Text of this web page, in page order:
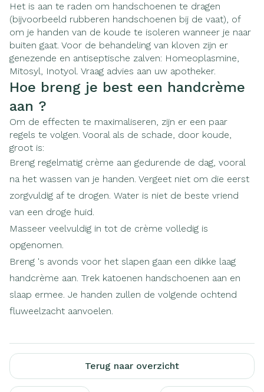
Het is aan te raden om handschoenen te dragen
(bijvoorbeeld rubberen handschoenen bij de vaat), of
om je handen van de koude te isoleren wanneer je naar
buiten gaat. Voor de behandeling van kloven zijn er
genezende en antiseptische zalven: Homeoplasmine,
Mitosyl, Inotyol. Vraag advies aan uw apotheker.
Hoe breng je best een handcrème
aan ?
Om de effecten te maximaliseren, zijn er een paar
regels te volgen. Vooral als de schade, door koude,
groot is:
Breng regelmatig crème aan gedurende de dag, vooral
na het wassen van je handen. Vergeet niet om die eerst
zorgvuldig af te drogen. Water is niet de beste vriend
van een droge huid.
Masseer veelvuldig in tot de crème volledig is
opgenomen.
Breng 's avonds voor het slapen gaan een dikke laag
handcrème aan. Trek katoenen handschoenen aan en
slaap ermee. Je handen zullen de volgende ochtend
fluweelzacht aanvoelen.
Terug naar overzicht